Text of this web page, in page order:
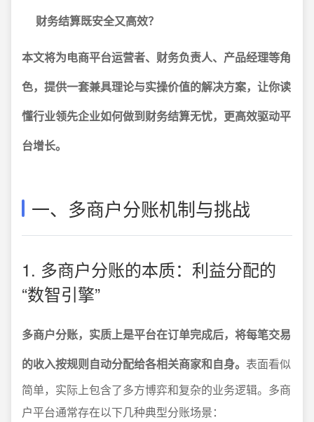
财务结算既安全又高效？
本文将为电商平台运营者、财务负责人、产品经理等角
色，提供一套兼具理论与实操价值的解决方案，让你读
懂行业领先企业如何做到财务结算无忧，更高效驱动平
台增长。
一、多商户分账机制与挑战
1. 多商户分账的本质：利益分配的
“数智引擎”
多商户分账，实质上是平台在订单完成后，将每笔交易
的收入按规则自动分配给各相关商家和自身。 表面看似
简单，实际上包含了多方博弈和复杂的业务逻辑。多商
户平台通常存在以下几种典型分账场景：